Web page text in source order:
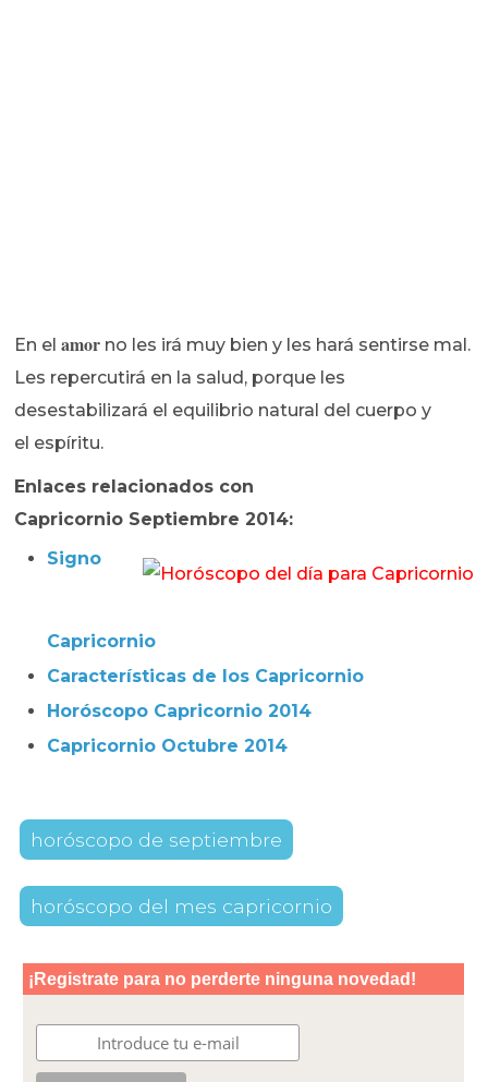
En elamor no les irá muy bien y les hará sentirse mal.
Les repercutirá en la salud, porque les
desestabilizará el equilibrio natural del cuerpo y
el espíritu.
Enlaces relacionados con
Capricornio Septiembre 2014:
Signo
Capricornio
Características de los Capricornio
Horóscopo Capricornio 2014
Capricornio Octubre 2014
horóscopo de septiembre
horóscopo del mes capricornio